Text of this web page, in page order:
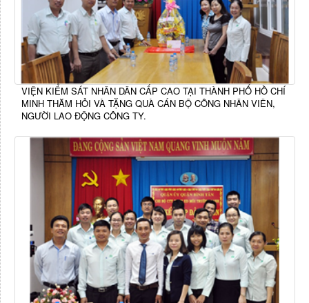
VIỆN KIỂM SÁT NHÂN DÂN CẤP CAO TẠI THÀNH PHỐ HỒ CHÍ
MINH THĂM HỎI VÀ TẶNG QUÀ CÁN BỘ CÔNG NHÂN VIÊN,
NGƯỜI LAO ĐỘNG CÔNG TY.